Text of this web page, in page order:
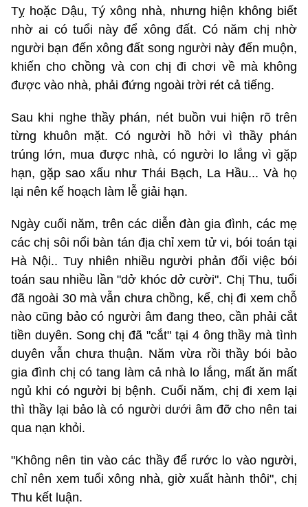
Tỵ hoặc Dậu, Tý xông nhà, nhưng hiện không biết
nhờ ai có tuổi này để xông đất. Có năm chị nhờ
người bạn đến xông đất song người này đến muộn,
khiến cho chồng và con chị đi chơi về mà không
được vào nhà, phải đứng ngoài trời rét cả tiếng.
Sau khi nghe thầy phán, nét buồn vui hiện rõ trên
từng khuôn mặt. Có người hồ hởi vì thầy phán
trúng lớn, mua được nhà, có người lo lắng vì gặp
hạn, gặp sao xấu như Thái Bạch, La Hầu... Và họ
lại nên kế hoạch làm lễ giải hạn.
Ngày cuối năm, trên các diễn đàn gia đình, các mẹ
các chị sôi nổi bàn tán địa chỉ xem tử vi, bói toán tại
Hà Nội.. Tuy nhiên nhiều người phản đối việc bói
toán sau nhiều lần "dở khóc dở cười". Chị Thu, tuổi
đã ngoài 30 mà vẫn chưa chồng, kể, chị đi xem chỗ
nào cũng bảo có người âm đang theo, cần phải cắt
tiền duyên. Song chị đã "cắt" tại 4 ông thầy mà tình
duyên vẫn chưa thuận. Năm vừa rồi thầy bói bảo
gia đình chị có tang làm cả nhà lo lắng, mất ăn mất
ngủ khi có người bị bệnh. Cuối năm, chị đi xem lại
thì thầy lại bảo là có người dưới âm đỡ cho nên tai
qua nạn khỏi.
"Không nên tin vào các thầy để rước lo vào người,
chỉ nên xem tuổi xông nhà, giờ xuất hành thôi", chị
Thu kết luận.